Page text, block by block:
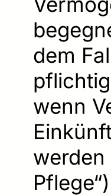
dem
wenn
werden